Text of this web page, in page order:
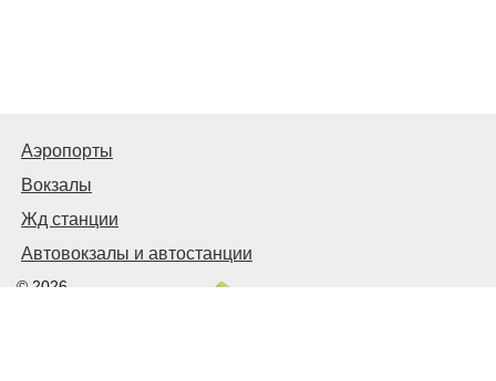
Аэропорты
Вокзалы
Жд станции
Автовокзалы и автостанции
© 2026